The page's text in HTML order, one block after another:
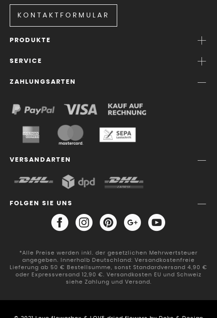
KONTAKTFORMULAR
PRODUKTE
SERVICE
ZAHLUNGSARTEN
VERSANDARTEN
FOLGEN SIE UNS
*Alle Preise werden inkl. der gesetzlichen Mehrwertsteuer
angegeben. Innerhalb Deutschland: Versandkostenfreie
Lieferung ab 50 € Bestellsumme, sonst Standardversand 4,90 €
oder Expressversand 12,90 €. Versandkosten EU und Schweiz
siehe Zahlung und Versand.